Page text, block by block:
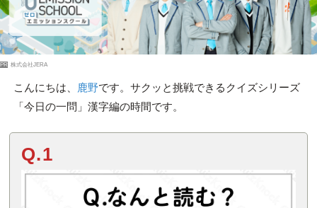
PR 株式会社JERA
こんにちは、 鹿野です。サクッと挑戦できるクイズシリーズ
「今日の一問」漢字編の時間です。
Q.1